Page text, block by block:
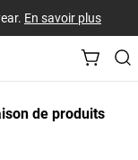
En savoir plus
de produits